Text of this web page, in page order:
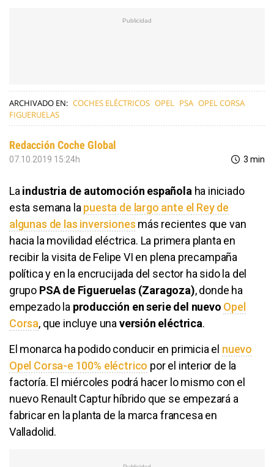
ARCHIVADO EN: COCHES ELÉCTRICOS OPEL PSA OPEL CORSA
FIGUERUELAS
Redacción Coche Global
07.10.2019 15:24h 3 min
La industria de automoción española ha iniciado
esta semana la puesta de largo ante el Rey de
algunas de las inversiones más recientes que van
hacia la movilidad eléctrica. La primera planta en
recibir la visita de Felipe VI en plena precampaña
política y en la encrucijada del sector ha sido la del
grupo PSA de Figueruelas (Zaragoza), donde ha
empezado la producción en serie del nuevo Opel
Corsa, que incluye una versión eléctrica.
El monarca ha podido conducir en primicia el nuevo
Opel Corsa-e 100% eléctrico por el interior de la
factoría. El miércoles podrá hacer lo mismo con el
nuevo Renault Captur híbrido que se empezará a
fabricar en la planta de la marca francesa en
Valladolid.